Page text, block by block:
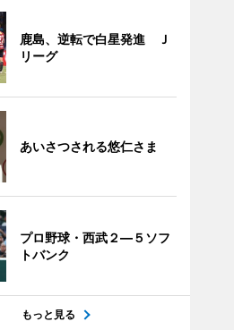
鹿島、逆転で白星発進 Ｊ
リーグ
あいさつされる悠仁さま
プロ野球・西武２―５ソフ
トバンク
もっと見る